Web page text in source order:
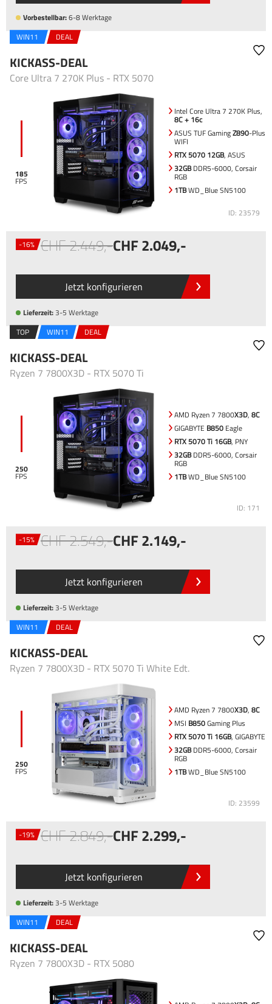
Vorbestellbar:6-8 Werktage
WIN11
DEAL
KICKASS-DEAL
Core Ultra 7 270K Plus - RTX 5070
185
Intel Core Ultra 7 270K Plus,
8C + 16c
ASUS TUF GamingZ890-Plus
WIFI
RTX 5070 12GB, ASUS
32GBDDR5-6000, Corsair
RGB
1TBWD_Blue SN5100
ID: 23579
-16% 2.449,- 2.049,-
Jetzt konfigurieren
Lieferzeit:3-5 Werktage
TOP
WIN11 DEAL
KICKASS-DEAL
Ryzen 7 7800X3D - RTX 5070 Ti
250
AMD Ryzen 7 7800X3D, 8C
GIGABYTE B850Eagle
RTX 5070 Ti 16GB, PNY
32GBDDR5-6000, Corsair
RGB
1TBWD_Blue SN5100
ID: 171
-15% 2.549,- 2.149,-
Jetzt konfigurieren
Lieferzeit:3-5 Werktage
WIN11
DEAL
KICKASS-DEAL
Ryzen 7 7800X3D - RTX 5070 Ti White Edt.
250
AMD Ryzen 7 7800X3D, 8C
MSI B850Gaming Plus
RTX 5070 Ti 16GB, GIGABYTE
32GBDDR5-6000, Corsair
RGB
1TBWD_Blue SN5100
ID: 23599
-19% 2.849,- 2.299,-
Jetzt konfigurieren
Lieferzeit:3-5 Werktage
WIN11
DEAL
KICKASS-DEAL
Ryzen 7 7800X3D - RTX 5080